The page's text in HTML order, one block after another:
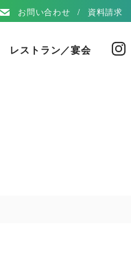
お問い合わせ 資料請求
レストラン／宴会